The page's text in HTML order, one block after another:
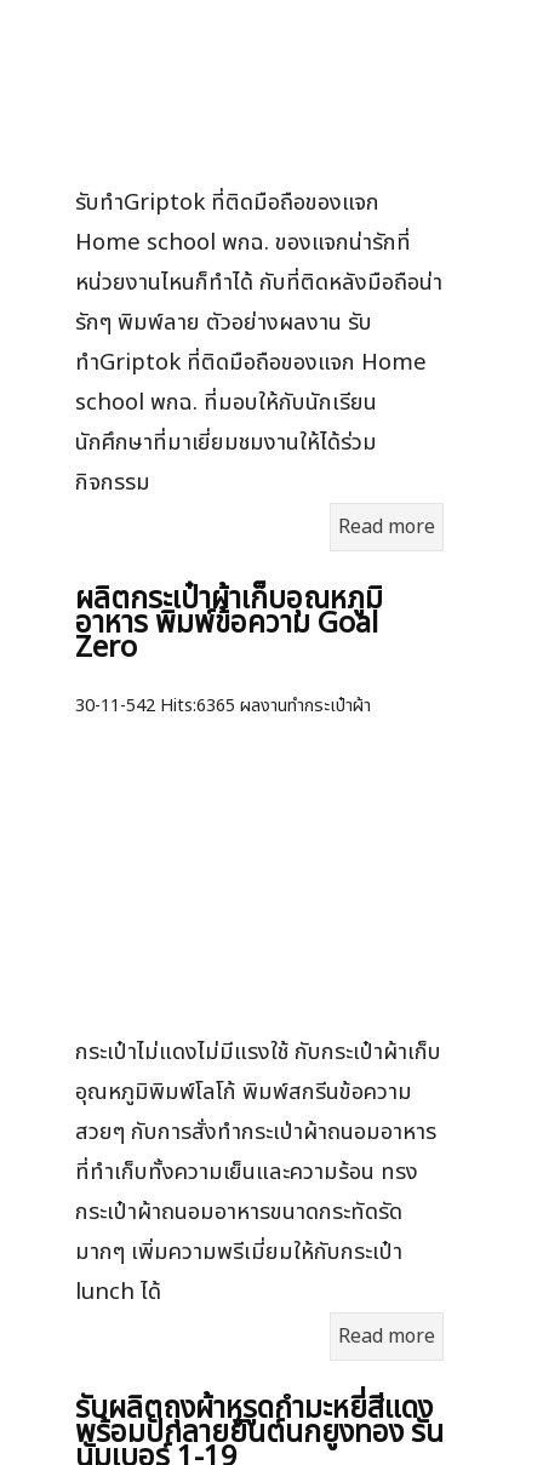
รับทำGriptok ที่ติดมือถือของแจก
Home school พกฉ. ของแจกน่ารักที่
หน่วยงานไหนก็ทำได้ กับที่ติดหลังมือถือน่า
รักๆ พิมพ์ลาย ตัวอย่างผลงาน รับ
ทำGriptok ที่ติดมือถือของแจก Home
school พกฉ. ที่มอบให้กับนักเรียน
นักศึกษาที่มาเยี่ยมชมงานให้ได้ร่วม
กิจกรรม
Read more
ผลิตกระเป๋าผ้าเก็บอุณหภูมิ
อาหาร พิมพ์ข้อความ Goal
Zero
30-11-542 Hits:6365 ผลงานทำกระเป๋าผ้า
กระเป๋าไม่แดงไม่มีแรงใช้ กับกระเป๋าผ้าเก็บ
อุณหภูมิพิมพ์โลโก้ พิมพ์สกรีนข้อความ
สวยๆ กับการสั่งทำกระเป่าผ้าถนอมอาหาร
ที่ทำเก็บทั้งความเย็นและความร้อน ทรง
กระเป๋าผ้าถนอมอาหารขนาดกระทัดรัด
มากๆ เพิ่มความพรีเมี่ยมให้กับกระเป๋า
lunch ได้
Read more
รับผลิตถุงผ้าหูรูดกำมะหยี่สีแดง
พร้อมปักลายยันต์นกยูงทอง รัน